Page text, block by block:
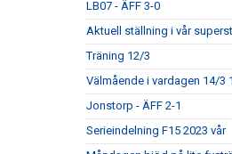
LB07 - ÄFF 3-0
Aktuell ställning i vår
Träning 12/3
Välmående i vardagen 14/3
Jonstorp - ÄFF 2-1
Serieindelning F15 2023 vår